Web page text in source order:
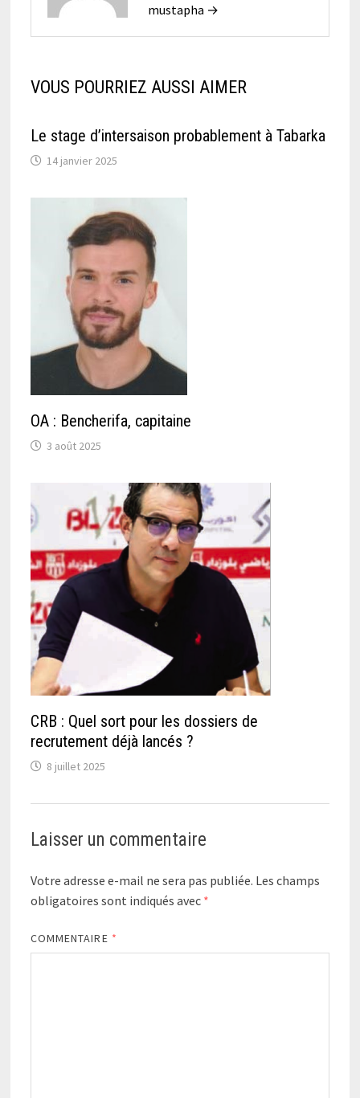
mustapha →
VOUS POURRIEZ AUSSI AIMER
Le stage d’intersaison probablement à Tabarka
14 janvier 2025
OA : Bencherifa, capitaine
3 août 2025
CRB : Quel sort pour les dossiers de
recrutement déjà lancés ?
8 juillet 2025
Laisser un commentaire
Votre adresse e-mail ne sera pas publiée. Les champs
obligatoires sont indiqués avec *
COMMENTAIRE *